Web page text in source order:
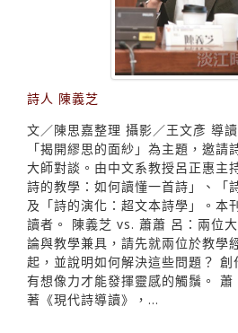
詩人 陳義芝
文／陳思嘉整理 攝影／王文彥 導
「揭開繆思的面紗」為主題，邀請
大師對談。由中文系教授呂正惠主
詩的教學：如何讀懂一首詩」、「
及「詩的演化：超文本詩學」。本
讀者。 陳義芝 vs. 蕭蕭 呂：兩位大
論與教學兼具，請先就兩位於教學
起，並說明如何解決這些問題？
有想像力才能發揮靈感的觸鬚。 蕭